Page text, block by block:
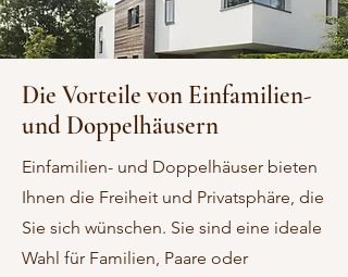
Die Vorteile von Einfamilien-
und Doppelhäusern
Einfamilien- und Doppelhäuser bieten
Ihnen die Freiheit und Privatsphäre, die
Sie sich wünschen. Sie sind eine ideale
Wahl für Familien, Paare oder